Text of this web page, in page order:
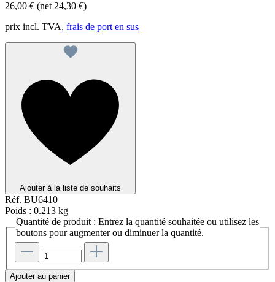
26,00 € (net 24,30 €)
prix incl. TVA, frais de port en sus
Ajouter à la liste de souhaits
Réf. BU6410
Poids : 0.213 kg
Quantité de produit : Entrez la quantité souhaitée ou utilisez les
boutons pour augmenter ou diminuer la quantité.
Ajouter au panier